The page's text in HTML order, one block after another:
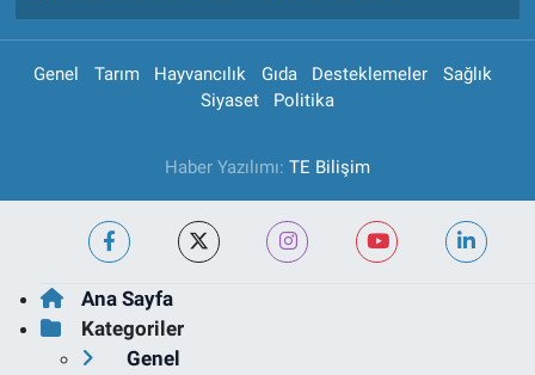
Genel Tarım Hayvancılık Gıda Desteklemeler
Sağlık
Siyaset
Politika
Haber Yazılımı: TE Bilişim
Ana Sayfa
Kategoriler
Genel